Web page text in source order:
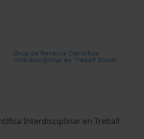
Interdisciplinar en Treball